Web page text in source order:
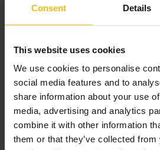
Consent Details
This website uses cookies
We use cookies to personalise
social media features and to
share information about your use
media, advertising and analytics
combine it with other information
them or that they’ve collected
图片 /Fare
“在旧街一处适合小聚的当